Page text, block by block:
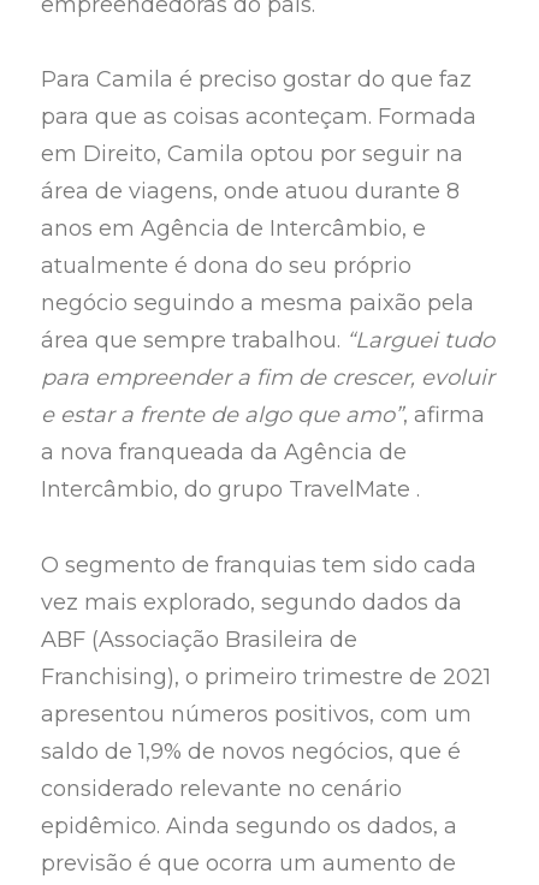
Para Camila é preciso gostar do que faz
para que as coisas aconteçam. Formada
em Direito, Camila optou por seguir na
área de viagens, onde atuou durante 8
anos em Agência de Intercâmbio, e
atualmente é dona do seu próprio
negócio seguindo a mesma paixão pela
área que sempre trabalhou. “Larguei tudo
para empreender a fim de crescer, evoluir
e estar a frente de algo que amo”, afirma
a nova franqueada da Agência de
Intercâmbio, do grupo TravelMate .
O segmento de franquias tem sido cada
vez mais explorado, segundo dados da
ABF (Associação Brasileira de
Franchising), o primeiro trimestre de 2021
apresentou números positivos, com um
saldo de 1,9% de novos negócios, que é
considerado relevante no cenário
epidêmico. Ainda segundo os dados, a
previsão é que ocorra um aumento de